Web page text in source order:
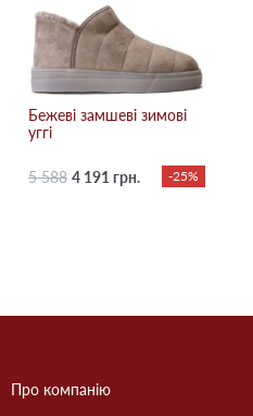
Бежевi замшеві зимові
уггі
5 588 4 191 грн. -25%
Про компанію